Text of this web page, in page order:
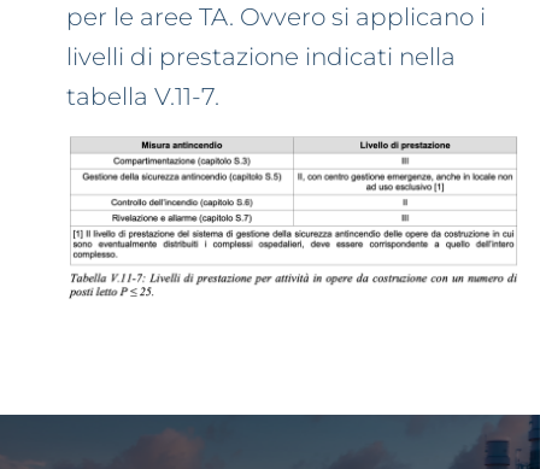
per le aree TA. Ovvero si applicano i
livelli di prestazione indicati nella
tabella V.11-7.